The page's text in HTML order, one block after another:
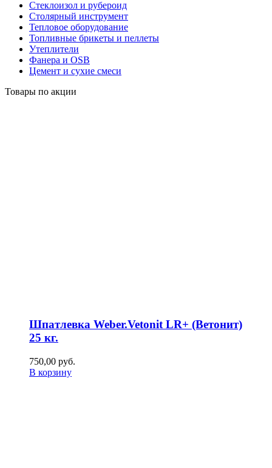
Стеклоизол и рубероид
Столярный инструмент
Тепловое оборудование
Топливные брикеты и пеллеты
Утеплители
Фанера и OSB
Цемент и сухие смеси
Товары по акции
Шпатлевка Weber.Vetonit LR+ (Ветонит)
25 кг.
750,00 руб.
В корзину